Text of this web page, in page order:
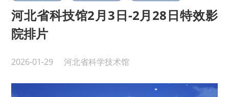
河北省科技馆2月3日-2月28日特效影
院排片
2026-01-29 河北省科学技术馆